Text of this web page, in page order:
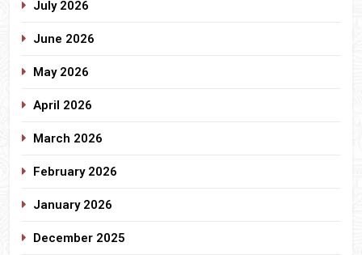
July 2026
June 2026
May 2026
April 2026
March 2026
February 2026
January 2026
December 2025